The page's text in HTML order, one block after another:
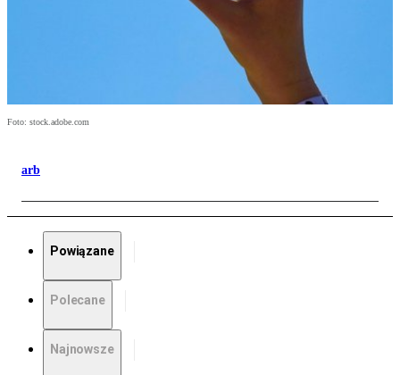
Foto: stock.adobe.com
arb
Powiązane
Polecane
Najnowsze